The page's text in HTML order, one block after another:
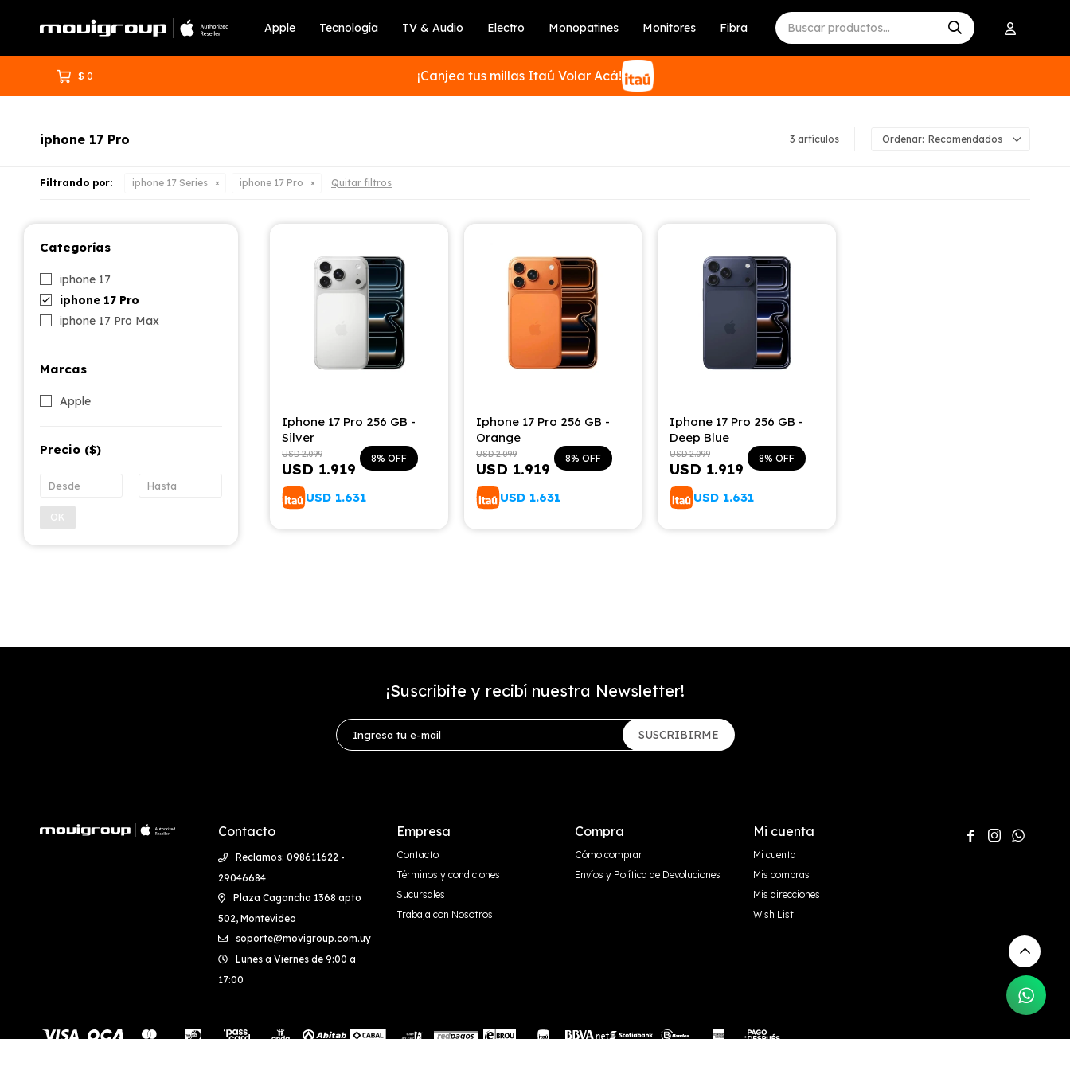
Apple Tecnología TV & Audio Electro Monopatines Monitores Fibra
$ 0 ¡Canjea tus millas Itaú Volar Acá!
iphone 17 Pro 3 artículos Recomendados
Filtrando por: iphone 17 Series iphone 17 Pro Quitar filtros
Iphone 17 Pro 256 GB -
Silver
USD 1.919
USD 2.099 8
USD 1.631
Iphone 17 Pro 256 GB -
Orange
USD 1.919
USD 2.099 8
USD 1.631
Iphone 17 Pro 256 GB -
Deep Blue
USD 1.919
USD 2.099 8
USD 1.631
Categorías
iphone 17
iphone 17 Pro
iphone 17 Pro Max
Marcas
Apple
Precio ($)
OK
Contacto
Reclamos: 098611622 -
29046684
Plaza Cagancha 1368 apto
502, Montevideo
soporte@movigroup.com.uy
Lunes a Viernes de 9:00 a
17:00
Empresa
Contacto
Términos y condiciones
Sucursales
Trabaja con Nosotros
Compra
Cómo comprar
Envíos y Política de Devoluciones
Mi cuenta
Mi cuenta
Mis compras
Mis direcciones
Wish List
¡Suscribite y recibí nuestra Newsletter!
SUSCRIBIRME
  